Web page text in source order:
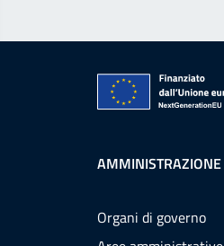
AMMINISTRAZIONE
Organi di governo